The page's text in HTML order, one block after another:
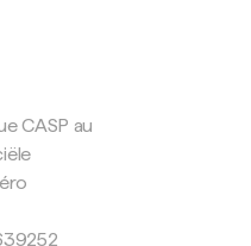
CASP au